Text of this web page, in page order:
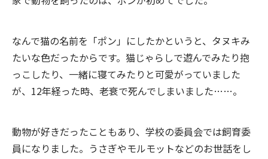
なんで猫の名前を「ポン」にしたかというと、タヌキみ
たいな色だったからです。猫じゃらしで遊んでみたり抱
っこしたり、一緒に寝てみたりと可愛がっていました
が、12年経った時、老衰で死んでしまいました……。
動物が好きだったこともあり、学校の委員会では飼育委
員になりました。うさぎやモルモットなどのお世話をし